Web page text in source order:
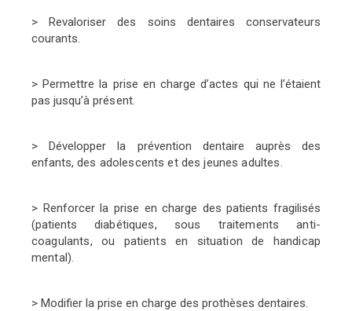
> Revaloriser des soins dentaires conservateurs
courants.
> Permettre la prise en charge d’actes qui ne l’étaient
pas jusqu’à présent.
> Développer la prévention dentaire auprès des
enfants, des adolescents et des jeunes adultes.
> Renforcer la prise en charge des patients fragilisés
(patients diabétiques, sous traitements anti-
coagulants, ou patients en situation de handicap
mental).
> Modifier la prise en charge des prothèses dentaires.